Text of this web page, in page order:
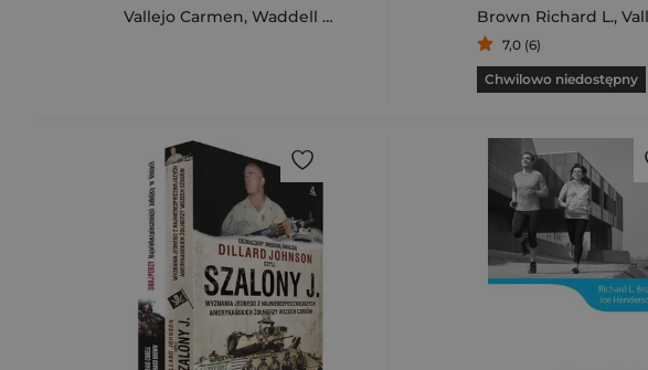
Vallejo Carmen, Waddell David Brown Richard L.Brown Richard L., Vallejo
7,0 (6)
Chwilowo niedostępny